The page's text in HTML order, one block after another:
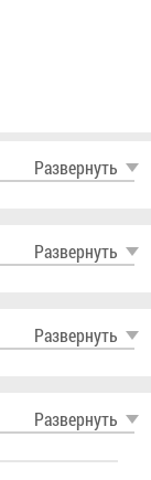
Раз­вер­нуть
Раз­вер­нуть
Раз­вер­нуть
Раз­вер­нуть